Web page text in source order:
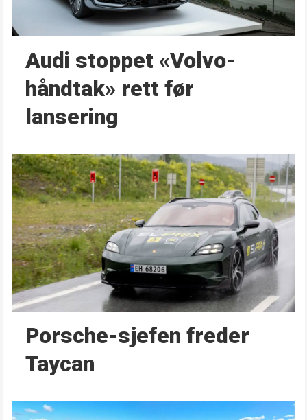
Audi stoppet «Volvo-
håndtak» rett før
lansering
Porsche-sjefen freder
Taycan